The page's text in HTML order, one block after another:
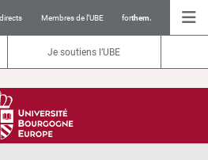
Membres de l’UBE forthem.
Je soutiens l’UBE